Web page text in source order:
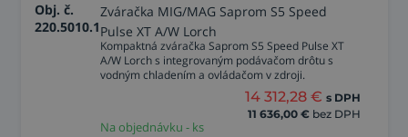
Obj. č.
220.5010.1
Zváračka MIG/MAG Saprom S5 Speed
Pulse XT A/W Lorch
Kompaktná zváračka Saprom S5 Speed Pulse XT
A/W Lorch s integrovaným podávačom drôtu s
vodným chladením a ovládačom v zdroji.
14 312,28 € s DPH
11 636,00 € bez DPH
Na objednávku - ks